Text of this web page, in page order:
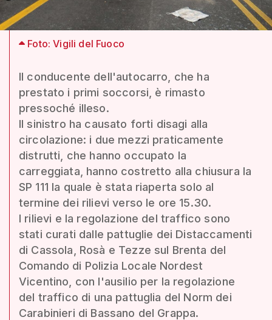
Foto: Vigili del Fuoco
Il conducente dell'autocarro, che ha
prestato i primi soccorsi, è rimasto
pressoché illeso.
Il sinistro ha causato forti disagi alla
circolazione: i due mezzi praticamente
distrutti, che hanno occupato la
carreggiata, hanno costretto alla chiusura la
SP 111 la quale è stata riaperta solo al
termine dei rilievi verso le ore 15.30.
I rilievi e la regolazione del traffico sono
stati curati dalle pattuglie dei Distaccamenti
di Cassola, Rosà e Tezze sul Brenta del
Comando di Polizia Locale Nordest
Vicentino, con l'ausilio per la regolazione
del traffico di una pattuglia del Norm dei
Carabinieri di Bassano del Grappa.